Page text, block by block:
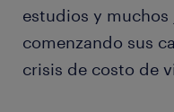
estudios y muchos
comenzando sus
crisis de costo de